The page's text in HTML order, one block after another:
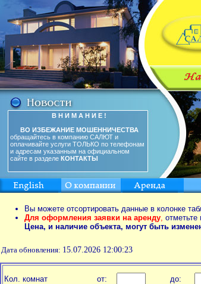
В Н И М А Н И Е !
ВО ИЗБЕЖАНИЕ МОШЕННИЧЕСТВА
обращайтесь в компанию САЛЮТ и
оплачивайте услуги ТОЛЬКО по телефонам
и адресам указанным на официальном
сайте в разделе КОНТАКТЫ
Вы можете отсортировать данные в колонке
Для оформления заявки на аренду,
Цена, и наличие объекта, могут быть
Дата обновления: 15.07.2026 12:00:23
Кол. комнат от: до: